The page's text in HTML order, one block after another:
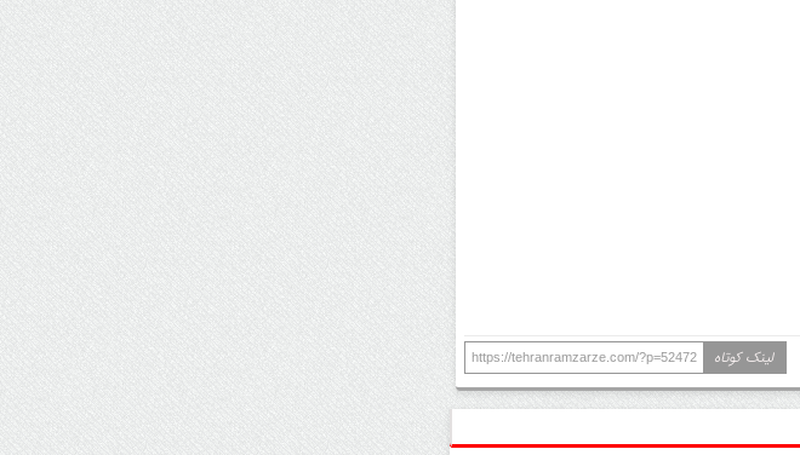
لینک کوتاه https://tehranramzarze.com/?p=52472